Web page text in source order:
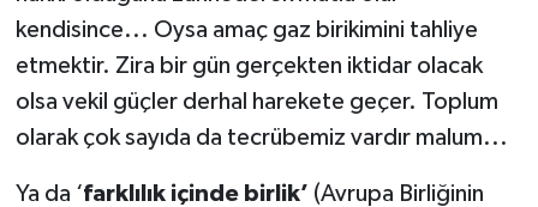
kendisince... Oysa amaç gaz birikimini tahliye
etmektir. Zira bir gün gerçekten iktidar olacak
olsa vekil güçler derhal harekete geçer. Toplum
olarak çok sayıda da tecrübemiz vardır malum...
Ya da ‘farklılık içinde birlik’ (Avrupa Birliğinin